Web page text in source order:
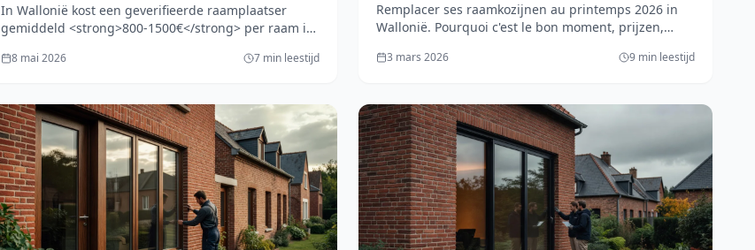
In Wallonië kost een geverifieerde raamplaatser
gemiddeld <strong>800-1500€</strong> per raam in
betrouwbare vakman te kiezen. Vraag een gratis
8 mai 2026 7 min leestijd
Remplacer ses raamkozijnen au printemps 2026 in
Wallonië. Pourquoi c'est le bon moment, prijzen,
3 mars 2026 9 min leestijd